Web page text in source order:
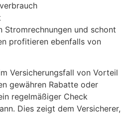
Stromrechnungen und schont
profitieren ebenfalls von
Versicherungsfall von Vorteil
gewähren Rabatte oder
regelmäßiger Check
Dies zeigt dem Versicherer,